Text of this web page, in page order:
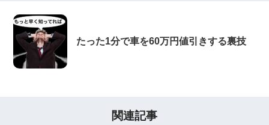
たった1分で車を60万円値引きする裏技
関連記事